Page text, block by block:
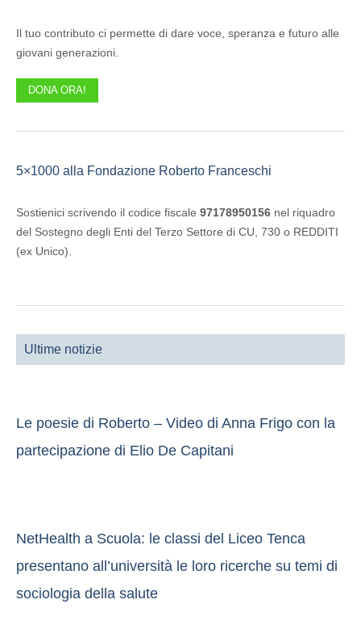
Il tuo contributo ci permette di dare voce, speranza e futuro alle
giovani generazioni.
DONA ORA!
5×1000 alla Fondazione Roberto Franceschi
Sostienici scrivendo il codice fiscale 97178950156 nel riquadro
del Sostegno degli Enti del Terzo Settore di CU, 730 o REDDITI
(ex Unico).
Ultime notizie
Le poesie di Roberto – Video di Anna Frigo con la
partecipazione di Elio De Capitani
NetHealth a Scuola: le classi del Liceo Tenca
presentano all’università le loro ricerche su temi di
sociologia della salute